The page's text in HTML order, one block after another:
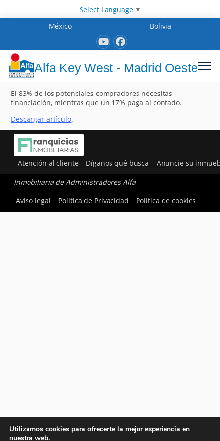
Select Language ▼
México
Bolivia
Alfa Key West - Madrid Oeste
El 83% de los potenciales compradores necesitas
financiación, mientras que un 17% paga al contado.
Descargar artículo.
Atención al cliente Díganos qué busca Anuncie su
Inmobiliaria de Administradores Alfa
Aviso legal
Política de Privacidad Política de cookies
Utilizamos cookies para ofrecerte la mejor experiencia en
nuestra web.